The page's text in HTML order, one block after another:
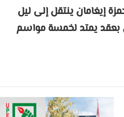
إيغامان ينتقل إلى ليل
بعقد يمتد لخمسة مواسم